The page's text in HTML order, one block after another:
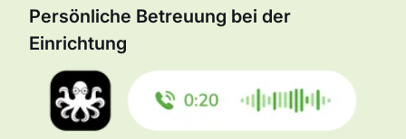
Persönliche Betreuung bei der
Einrichtung